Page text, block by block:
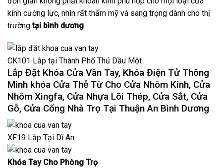
kính cường lực, nhìn rất thẩm mỹ và sang trọng dành cho thị
trườngtại bình dương
CK101 Lắp tại Thành Phố Thủ Dầu Một
Lắp Đặt Khóa Cửa Vân Tay, Khóa Điện Tử Thông
Minh khóa Cửa Thẻ Từ Cho Cửa Nhôm Kính, Cửa
Nhôm Xingfa, Cửa Nhựa Lõi Thép, Cửa Sắt, Cửa
Gỗ, Cửa Cổng Nhà Trọ Tại Thuận An Bình Dương
XF19 Lắp Tại Dĩ An
Khóa Tay Cho Phòng Trọ